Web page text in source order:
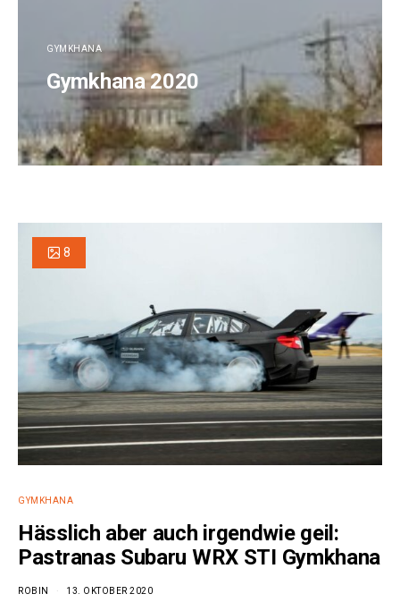
GYMKHANA
Gymkhana 2020
8
GYMKHANA
Hässlich aber auch irgendwie geil:
Pastranas Subaru WRX STI Gymkhana
ROBIN 13. OKTOBER 2020